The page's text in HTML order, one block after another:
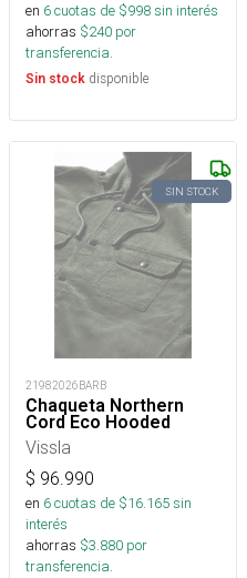
en 6cuotas de $998sin interés
ahorras $240 por
transferencia.
Sin stock disponible
SIN STOCK
21982026BARB
Chaqueta Northern
Cord Eco Hooded
Vissla
$ 96.990
en 6cuotas de $16.165sin
interés
ahorras $3.880 por
transferencia.